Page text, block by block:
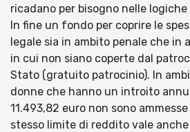
ricadano per bisogno nelle
In fine un fondo per coprire le
legale sia in ambito penale che in
in cui non siano coperte dal
Stato (gratuito patrocinio). In
donne che hanno un introito
11.493,82 euro non sono
stesso limite di reddito vale anche